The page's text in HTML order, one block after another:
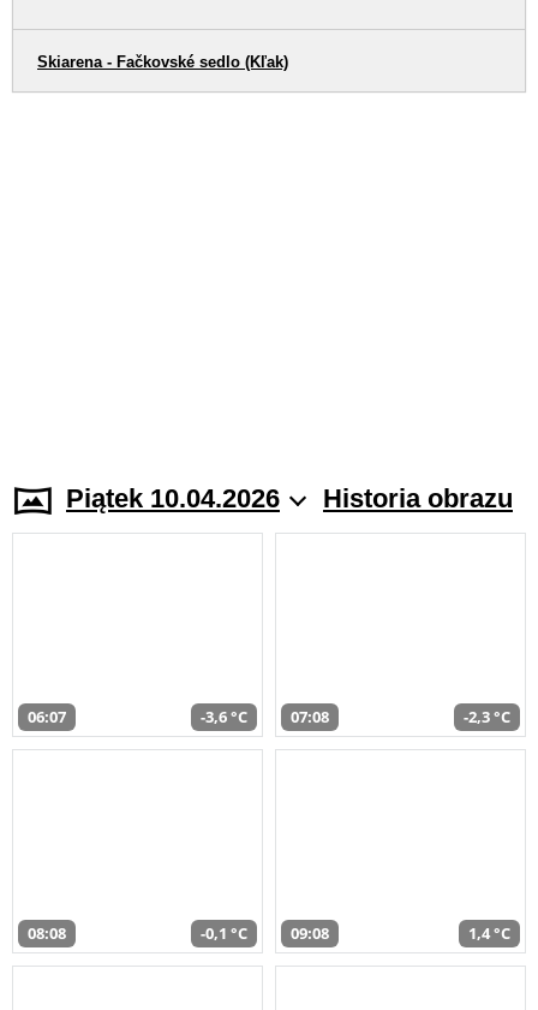
Skiarena - Fačkovské sedlo (Kľak)
Piątek 10.04.2026 Historia obrazu
06:07 -3,6 °C 07:08 -2,3 °C
08:08 -0,1 °C 09:08 1,4 °C